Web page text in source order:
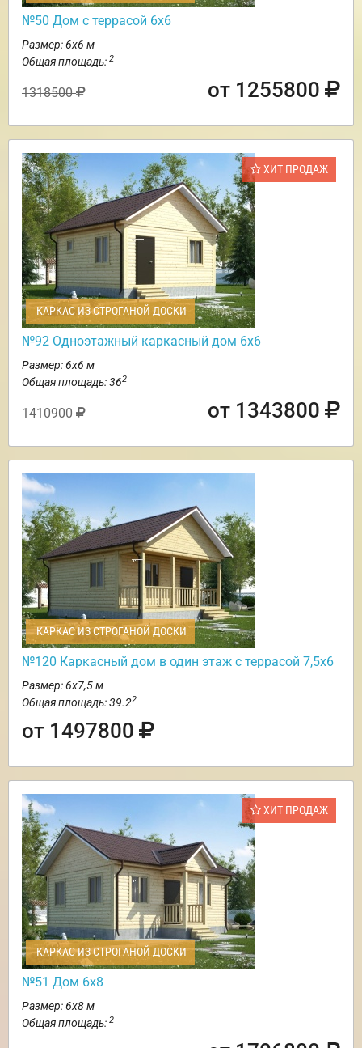
№50 Дом с террасой 6х6
Размер: 6х6 м
Общая площадь: 2
1318500 от 1255800
ХИТ ПРОДАЖ
КАРКАС ИЗ СТРОГАНОЙ ДОСКИ
№92 Одноэтажный каркасный дом 6х6
Размер: 6х6 м
Общая площадь: 362
1410900 от 1343800
КАРКАС ИЗ СТРОГАНОЙ ДОСКИ
№120 Каркасный дом в один этаж с террасой 7,5х6
Размер: 6х7,5 м
Общая площадь: 39.22
от 1497800
ХИТ ПРОДАЖ
КАРКАС ИЗ СТРОГАНОЙ ДОСКИ
№51 Дом 6х8
Размер: 6х8 м
Общая площадь: 2